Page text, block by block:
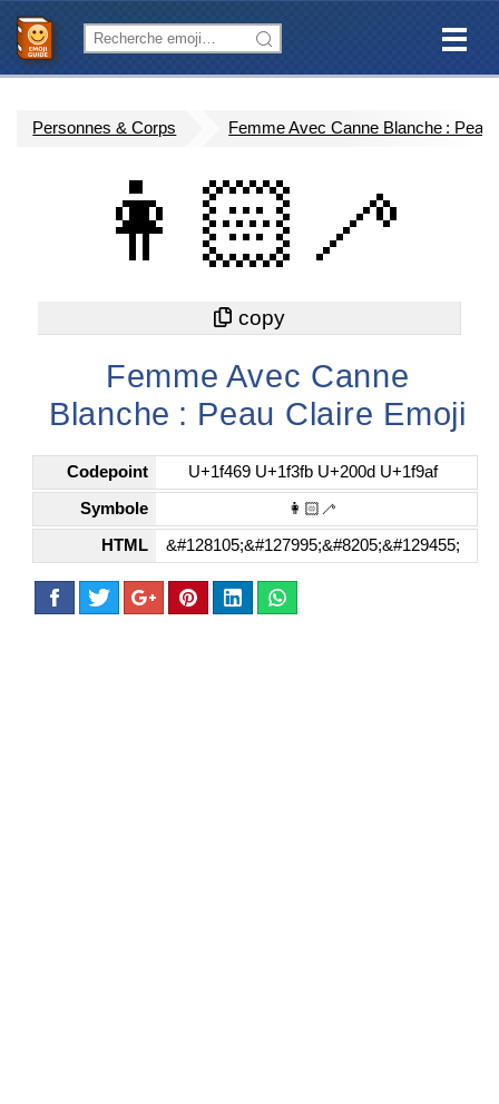
Personnes & Corps Femme Avec Canne Blanche : Peau
👩🏻‍🦯
Femme Avec Canne
Blanche : Peau Claire Emoji
Codepoint U+1f469 U+1f3fb U+200d U+1f9af
Symbole 👩🏻‍🦯
HTML &#128105;&#127995;&#8205;&#129455;